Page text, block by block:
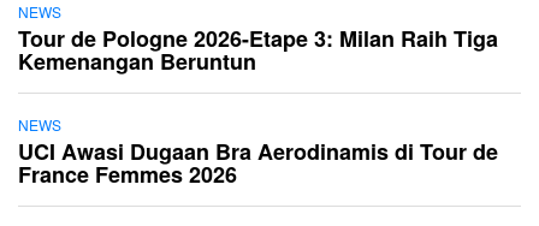
NEWS
Tour de Pologne 2026-Etape 3: Milan Raih Tiga
Kemenangan Beruntun
NEWS
UCI Awasi Dugaan Bra Aerodinamis di Tour de
France Femmes 2026